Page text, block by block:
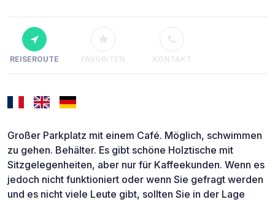
REISEROUTE FAVORITEN KONTAKT
Großer Parkplatz mit einem Café. Möglich, schwimmen
zu gehen. Behälter. Es gibt schöne Holztische mit
Sitzgelegenheiten, aber nur für Kaffeekunden. Wenn es
jedoch nicht funktioniert oder wenn Sie gefragt werden
und es nicht viele Leute gibt, sollten Sie in der Lage